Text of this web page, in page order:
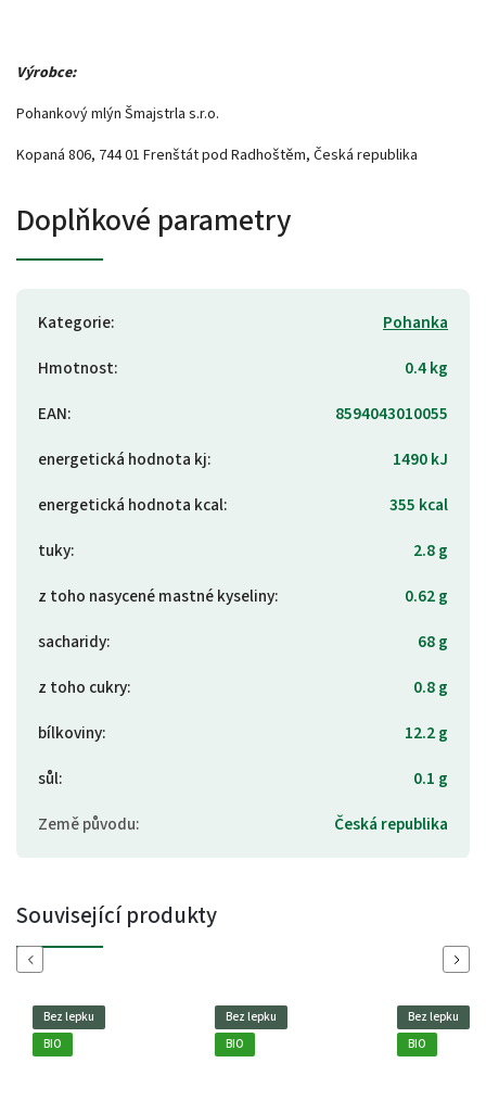
Výrobce:
Pohankový mlýn Šmajstrla s.r.o.
Kopaná 806, 744 01 Frenštát pod Radhoštěm, Česká republika
Doplňkové parametry
Kategorie:
Pohanka
Hmotnost:
0.4 kg
EAN:
8594043010055
energetická hodnota kj:
1490 kJ
energetická hodnota kcal:
355 kcal
tuky:
2.8 g
z toho nasycené mastné kyseliny:
0.62 g
sacharidy:
68 g
z toho cukry:
0.8 g
bílkoviny:
12.2 g
sůl:
0.1 g
Země původu: Česká republika
Související produkty
Previous
Bez lepku
BIO
Bez lepku
BIO
Bez lepku
BIO
Next